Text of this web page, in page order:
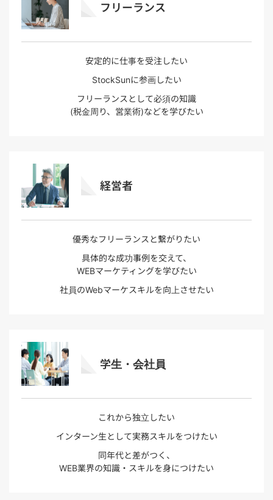
フリーランス
安定的に仕事を受注したい
StockSunに参画したい
フリーランスとして必須の知識
(税金周り、営業術)などを学びたい
経営者
優秀なフリーランスと繋がりたい
具体的な成功事例を交えて、
WEBマーケティングを学びたい
社員のWebマーケスキルを向上させたい
学生・会社員
これから独立したい
インターン生として実務スキルをつけたい
同年代と差がつく、
WEB業界の知識・スキルを身につけたい